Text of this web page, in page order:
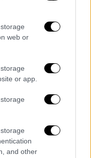
web or
or app.
and other